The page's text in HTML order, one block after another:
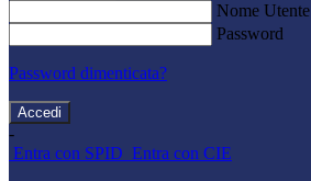
Nome Utente
Password
Password dimenticata?
-
Entra con SPID Entra con CIE